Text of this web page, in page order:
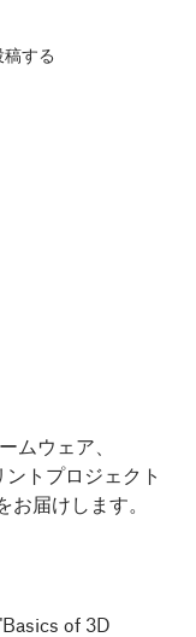
する
ムウェア、
トプロジェクト
届けします。
of 3D